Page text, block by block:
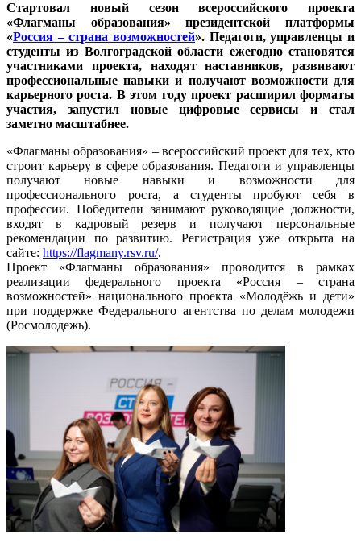
Стартовал новый сезон всероссийского проекта
«Флагманы образования» президентской платформы
«Россия – страна возможностей». Педагоги, управленцы и
студенты из Волгоградской области ежегодно становятся
участниками проекта, находят наставников, развивают
профессиональные навыки и получают возможности для
карьерного роста. В этом году проект расширил форматы
участия, запустил новые цифровые сервисы и стал
заметно масштабнее.
«Флагманы образования» – всероссийский проект для тех, кто
строит карьеру в сфере образования. Педагоги и управленцы
получают новые навыки и возможности для
профессионального роста, а студенты пробуют себя в
профессии. Победители занимают руководящие должности,
входят в кадровый резерв и получают персональные
рекомендации по развитию. Регистрация уже открыта на
сайте: https://flagmany.rsv.ru/.
Проект «Флагманы образования» проводится в рамках
реализации федерального проекта «Россия – страна
возможностей» национального проекта «Молодёжь и дети»
при поддержке Федерального агентства по делам молодежи
(Росмолодежь).